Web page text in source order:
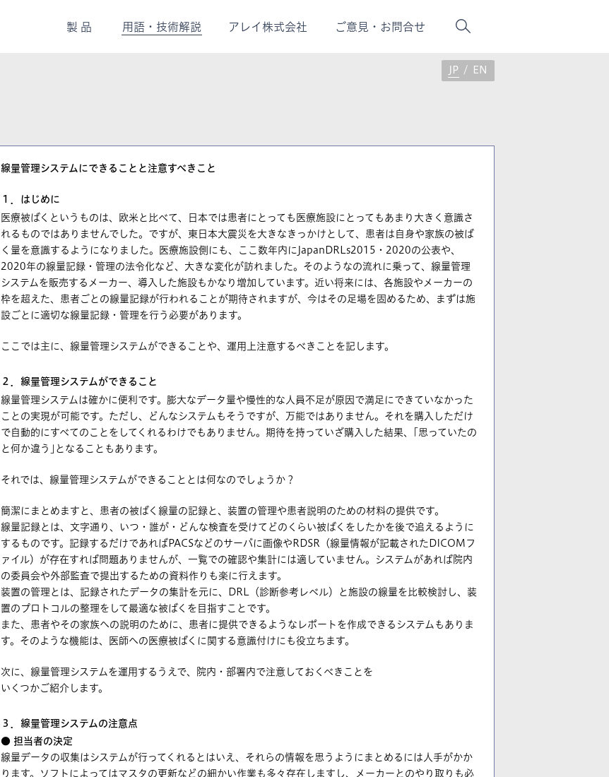
製品 用語・ 技術解説 アレイ株式会社 ご意 見・ お問合せ
JP / EN
線量管理システムにできることと注意すべきこと
１．はじめに
医療被ばくというものは、欧米と比べて、日本では患者にとっても医療施設にとってもあまり大きく意識さ
れるものではありませんでした。ですが、東日本大震災を大きなきっかけとして、患者は自身や家族の被ば
く量を意識するようになりました。医療施設側にも、ここ数年内にJapanDRLs2015・2020の公表や、
2020年の線量記録・管理の法令化など、大きな変化が訪れました。そのようなの流れに乗って、線量管理
システムを販売するメーカー、導入した施設もかなり増加しています。近い将来には、各施設やメーカーの
枠を超えた、患者ごとの線量記録が行われることが期待されますが、今はその足場を固めるため、まずは施
設ごとに適切な線量記録・管理を行う必要があります。
ここでは主に、線量管理システムができることや、運用上注意するべきことを記します。
２．線量管理システムができること
線量管理システムは確かに便利です。膨大なデータ量や慢性的な人員不足が原因で満足にできていなかった
ことの実現が可能です。ただし、どんなシステムもそうですが、万能ではありません。それを購入しただけ
で自動的にすべてのことをしてくれるわけでもありません。期待を持っていざ購入した結果、｢思っていたの
と何か違う｣となることもあります。
それでは、線量管理システムができることとは何なのでしょうか？
簡潔にまとめますと、患者の被ばく線量の記録と、装置の管理や患者説明のための材料の提供です。
線量記録とは、文字通り、いつ・誰が・どんな検査を受けてどのくらい被ばくをしたかを後で追えるように
するものです。記録するだけであればPACSなどのサーバに画像やRDSR（線量情報が記載されたDICOMフ
ァイル）が存在すれば問題ありませんが、一覧での確認や集計には適していません。システムがあれば院内
の委員会や外部監査で提出するための資料作りも楽に行えます。
装置の管理とは、記録されたデータの集計を元に、DRL（診断参考レベル）と施設の線量を比較検討し、装
置のプロトコルの整理をして最適な被ばくを目指すことです。
また、患者やその家族への説明のために、患者に提供できるようなレポートを作成できるシステムもありま
す。そのような機能は、医師への医療被ばくに関する意識付けにも役立ちます。
次に、線量管理システムを運用するうえで、院内・部署内で注意しておくべきことを
いくつかご紹介します。
３．線量管理システムの注意点
● 担当者の決定
線量データの収集はシステムが行ってくれるとはいえ、それらの情報を思うようにまとめるには人手がかか
ります。ソフトによってはマスタの更新などの細かい作業も多々存在しますし、メーカーとのやり取りも必